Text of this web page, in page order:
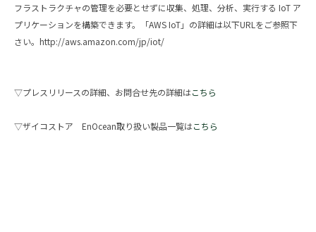
フラストラクチャの管理を必要とせずに収集、処理、分析、実行する IoT ア
プリケーションを構築できます。「AWS IoT」の詳細は以下URLをご参照下
さい。 http://aws.amazon.com/jp/iot/
▽プレスリリースの詳細、お問合せ先の詳細はこちら
▽ザイコストア EnOcean取り扱い製品一覧はこちら